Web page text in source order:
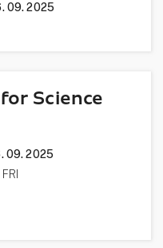
09. 2025
Science
09. 2025